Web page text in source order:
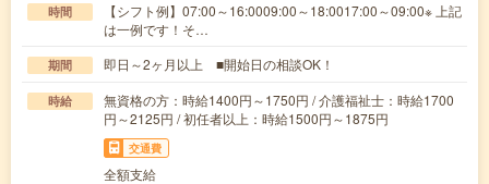
時間
【シフト例】07:00～16:0009:00～18:0017:00～09:00※ 上記
は一例です！そ…
期間 即日～2ヶ月以上 ■開始日の相談OK！
時給
無資格の方：時給1400円～1750円 / 介護福祉士：時給1700
円～2125円 / 初任者以上：時給1500円～1875円
交通費
全額支給